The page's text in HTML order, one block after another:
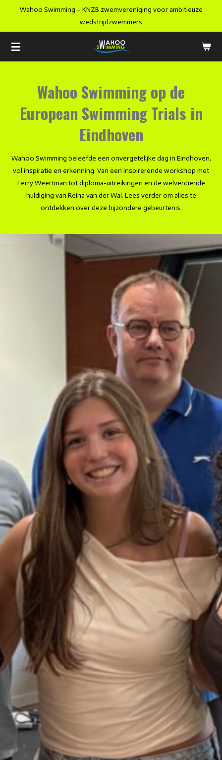
de
hoofdinhoud
Wahoo Swimming – KNZB zwemvereniging voor ambitieuze
wedstrijdzwemmers
Wahoo Swimming op de
European Swimming Trials in
Eindhoven
Wahoo Swimming beleefde een onvergetelijke dag in Eindhoven,
vol inspiratie en erkenning. Van een inspirerende workshop met
Ferry Weertman tot diploma-uitreikingen en de welverdiende
huldiging van Reina van der Wal. Lees verder om alles te
ontdekken over deze bijzondere gebeurtenis.